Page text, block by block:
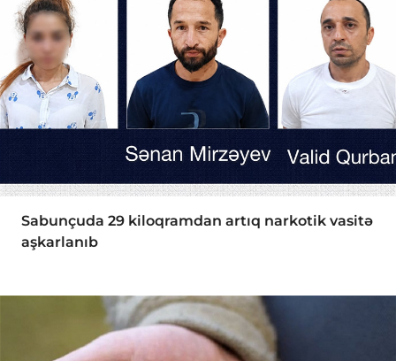
Sabunçuda 29 kiloqramdan artıq narkotik vasitə
aşkarlanıb